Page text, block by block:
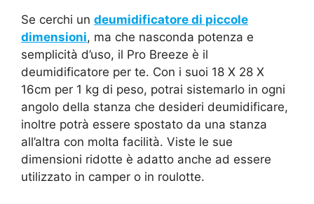
Se cerchi un deumidificatore di piccole
dimensioni, ma che nasconda potenza e
semplicità d’uso, il Pro Breeze è il
deumidificatore per te. Con i suoi 18 X 28 X
16cm per 1 kg di peso, potrai sistemarlo in ogni
angolo della stanza che desideri deumidificare,
inoltre potrà essere spostato da una stanza
all’altra con molta facilità. Viste le sue
dimensioni ridotte è adatto anche ad essere
utilizzato in camper o in roulotte.